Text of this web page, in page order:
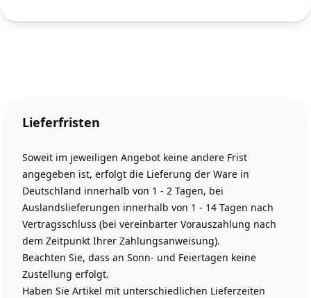
Lieferfristen
Soweit im jeweiligen Angebot keine andere Frist
angegeben ist, erfolgt die Lieferung der Ware in
Deutschland innerhalb von 1 - 2 Tagen, bei
Auslandslieferungen innerhalb von 1 - 14 Tagen nach
Vertragsschluss (bei vereinbarter Vorauszahlung nach
dem Zeitpunkt Ihrer Zahlungsanweisung).
Beachten Sie, dass an Sonn- und Feiertagen keine
Zustellung erfolgt.
Haben Sie Artikel mit unterschiedlichen Lieferzeiten